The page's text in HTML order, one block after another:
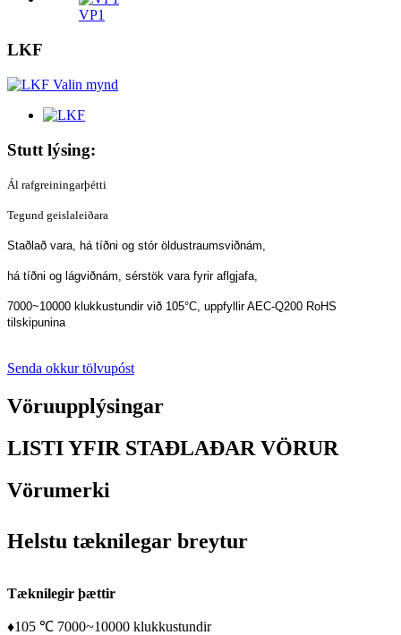
VP1
LKF
Stutt lýsing:
Ál rafgreiningarþétti
Tegund geislaleiðara
Staðlað vara, há tíðni og stór öldustraumsviðnám,
há tíðni og lágviðnám, sérstök vara fyrir aflgjafa,
7000~10000 klukkustundir við 105°C, uppfyllir AEC-Q200 RoHS
tilskipunina
Senda okkur tölvupóst
Vöruupplýsingar
LISTI YFIR STAÐLAÐAR VÖRUR
Vörumerki
Helstu tæknilegar breytur
Tæknilegir þættir
♦105 ℃ 7000~10000 klukkustundir